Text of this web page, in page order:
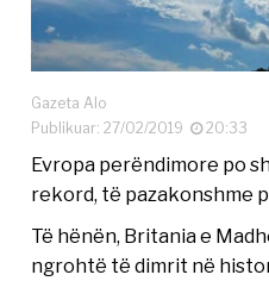
Gazeta Alo
Publikuar: 27/02/2019
20:33
Evropa perëndimore po
rekord, të pazakonshme
Të hënën, Britania e
ngrohtë të dimrit në